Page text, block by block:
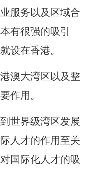
服务以及区域合
有很强的吸引
设在香港。
澳大湾区以及整
作用。
世界级湾区发展
人才的作用至关
国际化人才的吸